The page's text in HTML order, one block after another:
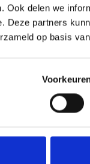
Ook delen we
Deze partners
op basis
zich door
bedroom
luxe
royale